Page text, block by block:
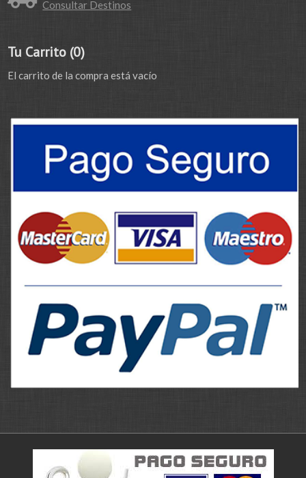
Consultar Destinos
Tu Carrito (0)
El carrito de la compra está vacío